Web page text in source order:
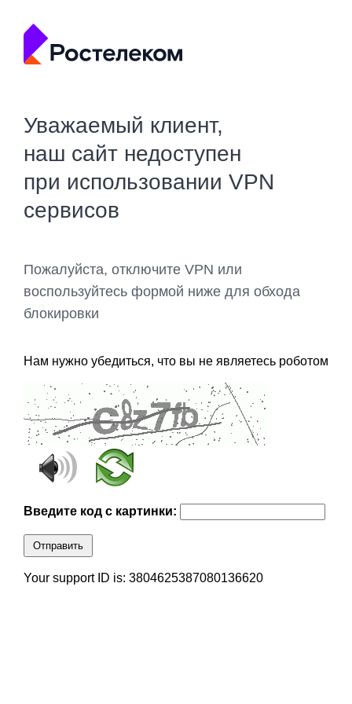
Уважаемый клиент,
наш сайт недоступен
при использовании VPN
сервисов
Пожалуйста, отключите VPN или
воспользуйтесь формой ниже для обхода
блокировки
Нам нужно убедиться, что вы не являетесь роботом
Введите код с картинки:
Отправить
Your support ID is: 3804625387080136620